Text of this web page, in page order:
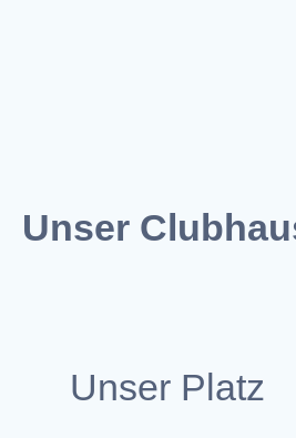
Unser
Unser Platz